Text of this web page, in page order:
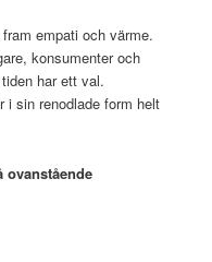
empati och värme.
konsumenter och
har ett val.
i sin renodlade form helt
ovanstående